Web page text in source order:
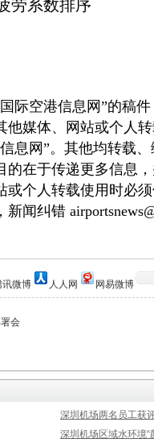
系数排序
空港信息网”的稿件
他媒体、网站或个人
息网”。其他均转载
的在于传递更多信息
或个人转载使用时必
闻纠错
讯微博 人人网 网易微博
会
深圳机场两名员工获
深圳机场区域水环境“